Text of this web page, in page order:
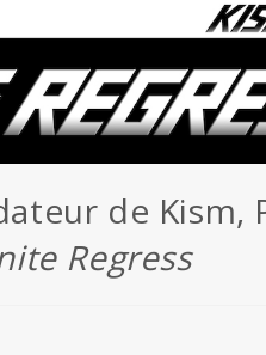
de Kism,
Regress